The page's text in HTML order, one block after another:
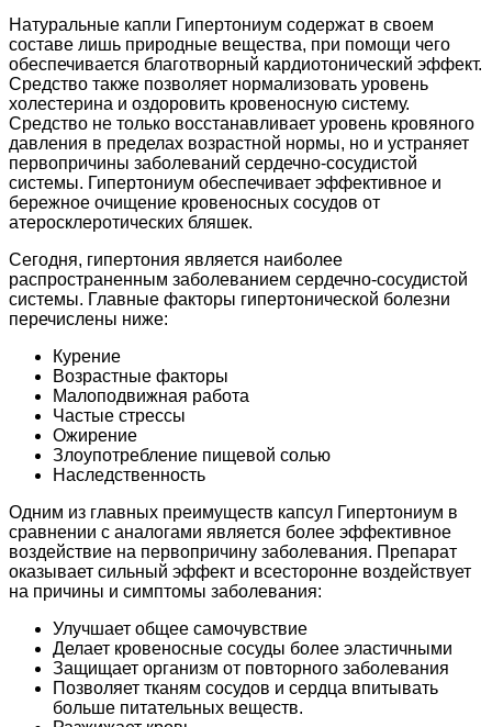
Натуральные капли Гипертониум содержат в своем
составе лишь природные вещества, при помощи чего
обеспечивается благотворный кардиотонический эффект.
Средство также позволяет нормализовать уровень
холестерина и оздоровить кровеносную систему.
Средство не только восстанавливает уровень кровяного
давления в пределах возрастной нормы, но и устраняет
первопричины заболеваний сердечно-сосудистой
системы. Гипертониум обеспечивает эффективное и
бережное очищение кровеносных сосудов от
атеросклеротических бляшек.
Сегодня, гипертония является наиболее
распространенным заболеванием сердечно-сосудистой
системы. Главные факторы гипертонической болезни
перечислены ниже:
Курение
Возрастные факторы
Малоподвижная работа
Частые стрессы
Ожирение
Злоупотребление пищевой солью
Наследственность
Одним из главных преимуществ капсул Гипертониум в
сравнении с аналогами является более эффективное
воздействие на первопричину заболевания. Препарат
оказывает сильный эффект и всесторонне воздействует
на причины и симптомы заболевания:
Улучшает общее самочувствие
Делает кровеносные сосуды более эластичными
Защищает организм от повторного заболевания
Позволяет тканям сосудов и сердца впитывать
больше питательных веществ.